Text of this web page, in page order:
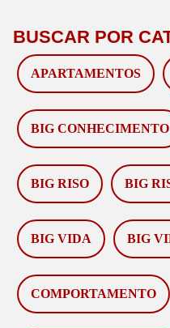
BUSCAR POR
APARTAMENTOS
BIG CONHECIMENTO
BIG RISO BIG
BIG VIDA BIG
COMPORTAMENTO